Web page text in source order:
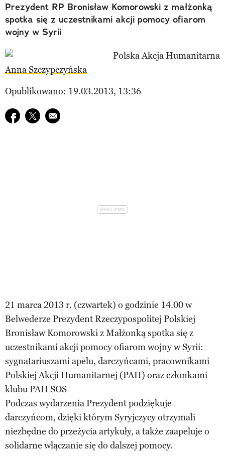
Prezydent RP Bronisław Komorowski z małżonką
spotka się z uczestnikami akcji pomocy ofiarom
wojny w Syrii
Anna Szczypczyńska
Opublikowano: 19.03.2013, 13:36
Udostępnij na facebook
Udostępnij na twitter
E-mail do przyjaciela
21 marca 2013 r. (czwartek) o godzinie 14.00 w
Belwederze Prezydent Rzeczypospolitej Polskiej
Bronisław Komorowski z Małżonką spotka się z
uczestnikami akcji pomocy ofiarom wojny w Syrii:
sygnatariuszami apelu, darczyńcami, pracownikami
Polskiej Akcji Humanitarnej (PAH) oraz członkami
klubu PAH SOS
Podczas wydarzenia Prezydent podziękuje
darczyńcom, dzięki którym Syryjczycy otrzymali
niezbędne do przeżycia artykuły, a także zaapeluje o
solidarne włączanie się do dalszej pomocy.